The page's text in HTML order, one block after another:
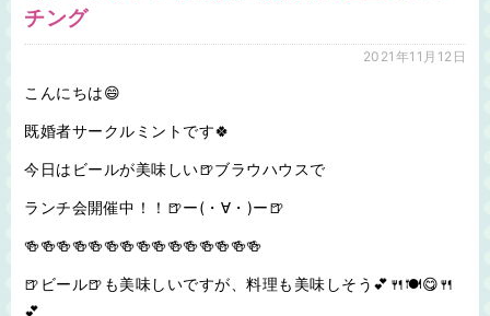
チング
2021年11月12日
こんにちは😄
既婚者サークルミントです🍀
今日はビールが美味しい🍺ブラウハウスで
ランチ会開催中！！🍺ー(・∀・)ー🍺
🍻🍻🍻🍻🍻🍻🍻🍻🍻🍻🍻🍻🍻🍻🍻
🍺ビール🍺も美味しいですが、料理も美味しそう💕🍴🍽😋🍴
💕